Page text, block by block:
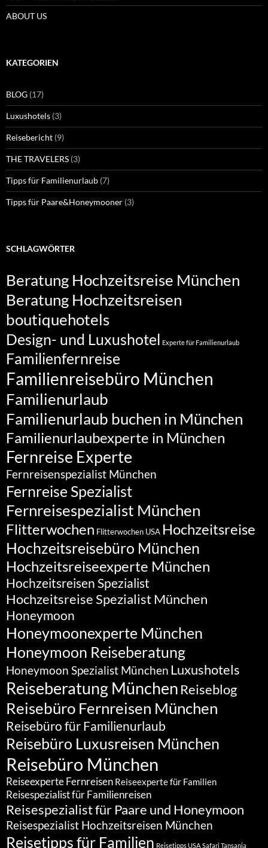
ABOUT US
KATEGORIEN
BLOG (17)
Luxushotels (3)
Reisebericht (9)
THE TRAVELERS (3)
Tipps für Familienurlaub (7)
Tipps für Paare&Honeymooner (3)
SCHLAGWÖRTER
Beratung Hochzeitsreise München
Beratung Hochzeitsreisen
boutiquehotels
Design- und Luxushotel Experte für Familienurlaub
Familienfernreise
Familienreisebüro München
Familienurlaub
Familienurlaub buchen in München
Familienurlaubexperte in München
Fernreise Experte
Fernreisenspezialist München
Fernreise Spezialist
Fernreisespezialist München
Flitterwochen Flitterwochen USA Hochzeitsreise
Hochzeitsreisebüro München
Hochzeitsreiseexperte München
Hochzeitsreisen Spezialist
Hochzeitsreise Spezialist München
Honeymoon
Honeymoonexperte München
Honeymoon Reiseberatung
Honeymoon Spezialist München Luxushotels
Reiseberatung München Reiseblog
Reisebüro Fernreisen München
Reisebüro für Familienurlaub
Reisebüro Luxusreisen München
Reisebüro München
Reiseexperte Fernreisen Reiseexperte für Familien
Reisespezialist für Familienreisen
Reisespezialist für Paare und Honeymoon
Reisespezialist Hochzeitsreisen München
Reisetipps für Familien Reisetipps USA Safari Tansania